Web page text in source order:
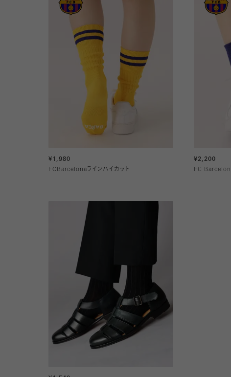
¥1,980
FCBarcelonaラインハイカット
¥2,200
FC